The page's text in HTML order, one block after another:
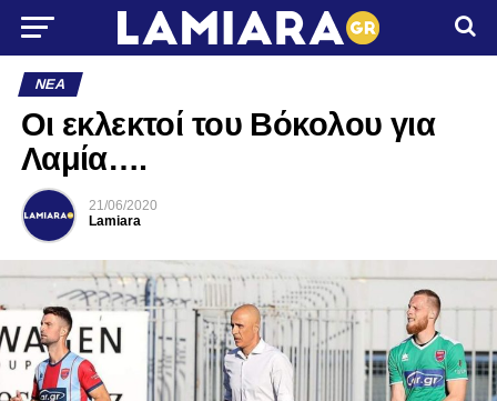
ΝΈΑ
Οι εκλεκτοί του Βόκολου για
Λαμία….
21/06/2020
Lamiara